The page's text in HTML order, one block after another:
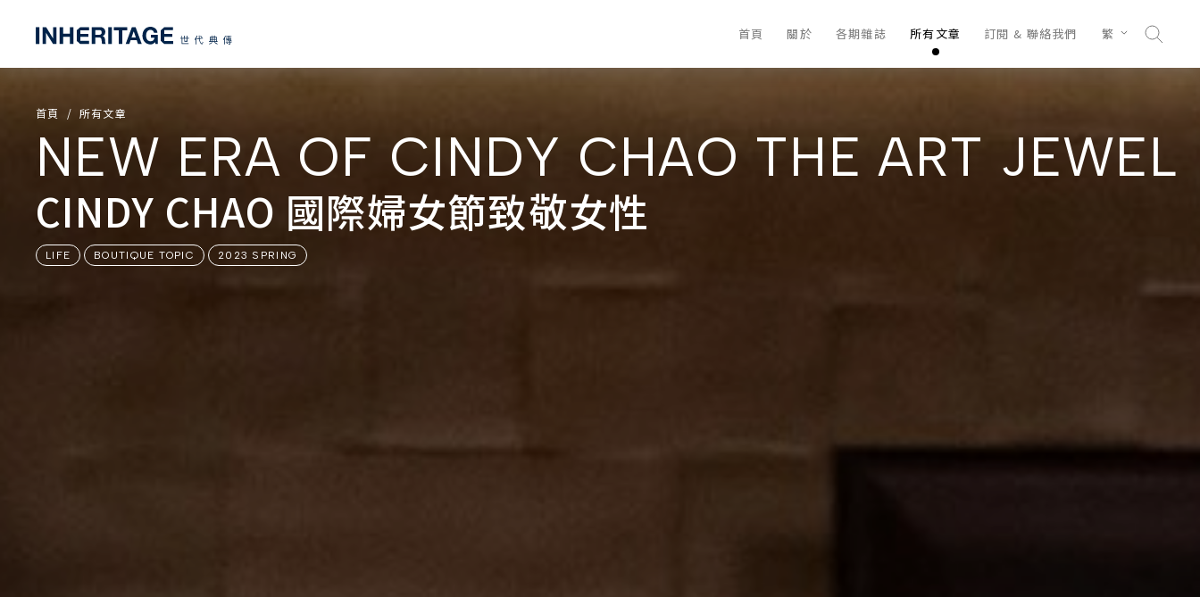
首頁 關於 各期雜誌 所有文章 訂閱 & 聯絡我們 繁
首頁 所有文章
NEW ERA OF CINDY CHAO THE ART JEWEL
CINDY CHAO 國際婦女節致敬女性
LIFE BOUTIQUE TOPIC 2023 SPRING